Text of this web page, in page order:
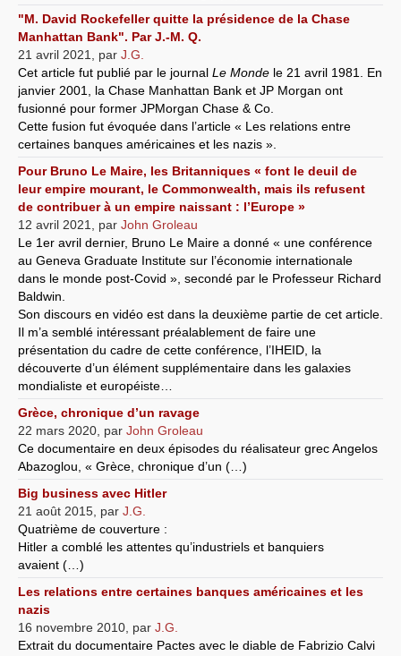
"M. David Rockefeller quitte la présidence de la Chase
Manhattan Bank". Par J.-M. Q.
21 avril 2021
par J.G.
Cet article fut publié par le journal Le Monde le 21 avril 1981. En
janvier 2001, la Chase Manhattan Bank et JP Morgan ont
fusionné pour former JPMorgan Chase & Co.
Cette fusion fut évoquée dans l’article « Les relations entre
certaines banques américaines et les nazis ».
Pour Bruno Le Maire, les Britanniques « font le deuil de
leur empire mourant, le Commonwealth, mais ils refusent
de contribuer à un empire naissant : l’Europe »
12 avril 2021
par John Groleau
Le 1er avril dernier, Bruno Le Maire a donné « une conférence
au Geneva Graduate Institute sur l’économie internationale
dans le monde post-Covid », secondé par le Professeur Richard
Baldwin.
Son discours en vidéo est dans la deuxième partie de cet article.
Il m’a semblé intéressant préalablement de faire une
présentation du cadre de cette conférence, l’IHEID, la
découverte d’un élément supplémentaire dans les galaxies
mondialiste et européiste…
Grèce, chronique d’un ravage
22 mars 2020 par John Groleau
Ce documentaire en deux épisodes du réalisateur grec Angelos
Abazoglou, « Grèce, chronique d’un (…)
Big business avec Hitler
21 août 2015 par J.G.
Quatrième de couverture :
Hitler a comblé les attentes qu’industriels et banquiers
avaient (…)
Les relations entre certaines banques américaines et les
nazis
16 novembre 2010 par J.G.
Extrait du documentaire Pactes avec le diable de Fabrizio Calvi